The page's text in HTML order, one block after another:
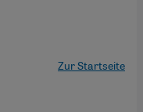
Zur Startseite